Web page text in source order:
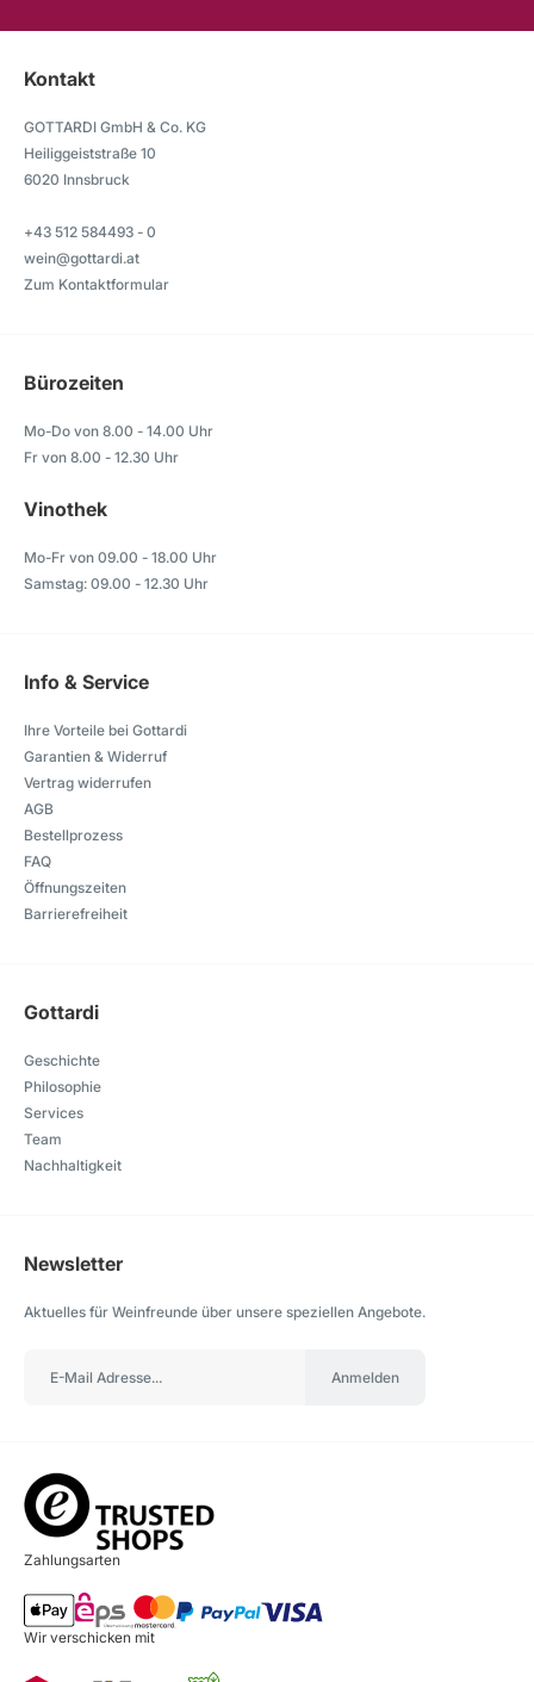
Kontakt
GOTTARDI GmbH & Co. KG
Heiliggeiststraße 10
6020 Innsbruck
+43 512 584493 - 0
wein@gottardi.at
Zum Kontaktformular
Bürozeiten
Mo-Do von 8.00 - 14.00 Uhr
Fr von 8.00 - 12.30 Uhr
Vinothek
Mo-Fr von 09.00 - 18.00 Uhr
Samstag: 09.00 - 12.30 Uhr
Info & Service
Ihre Vorteile bei Gottardi
Garantien & Widerruf
Vertrag widerrufen
AGB
Bestellprozess
FAQ
Öffnungszeiten
Barrierefreiheit
Gottardi
Geschichte
Philosophie
Services
Team
Nachhaltigkeit
Newsletter
Aktuelles für Weinfreunde über unsere speziellen Angebote.
Anmelden
Zahlungsarten
Wir verschicken mit